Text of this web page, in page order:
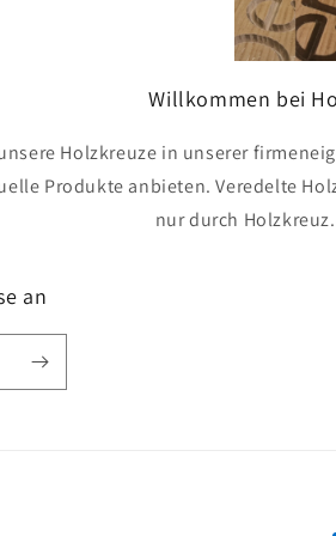
Willkommen bei
Holzkreuze in unserer
Produkte anbieten. Veredelte
nur durch
an